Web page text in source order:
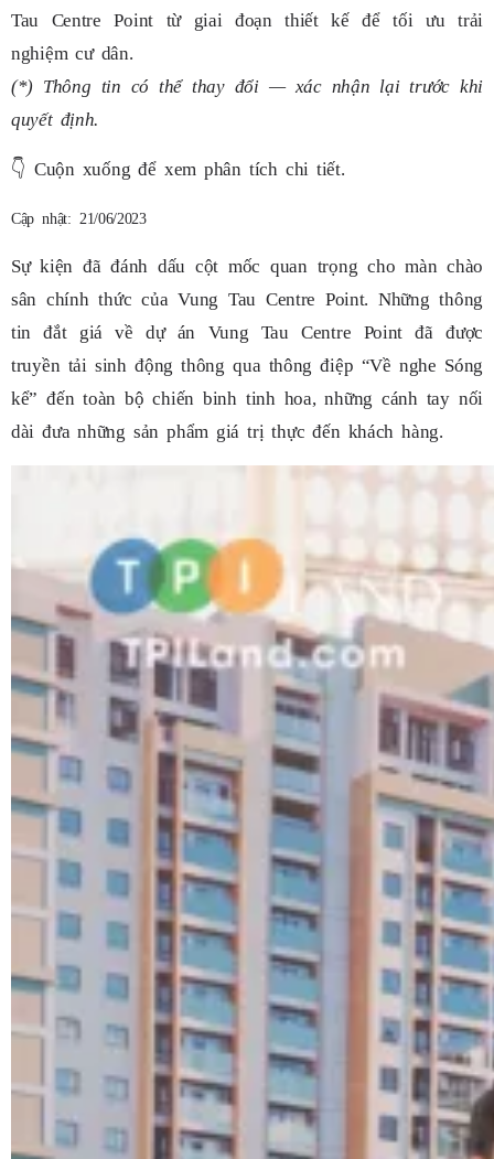
Tau Centre Point từ giai đoạn thiết kế để tối ưu trải
nghiệm cư dân.
(*) Thông tin có thể thay đổi — xác nhận lại trước khi
quyết định.
👇 Cuộn xuống để xem phân tích chi tiết.
Cập nhật: 21/06/2023
Sự kiện đã đánh dấu cột mốc quan trọng cho màn chào
sân chính thức của Vung Tau Centre Point. Những thông
tin đắt giá về dự án Vung Tau Centre Point đã được
truyền tải sinh động thông qua thông điệp “Về nghe Sóng
kể” đến toàn bộ chiến binh tinh hoa, những cánh tay nối
dài đưa những sản phẩm giá trị thực đến khách hàng.